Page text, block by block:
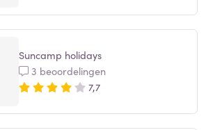
Suncamp holidays
3 beoordelingen
7,7